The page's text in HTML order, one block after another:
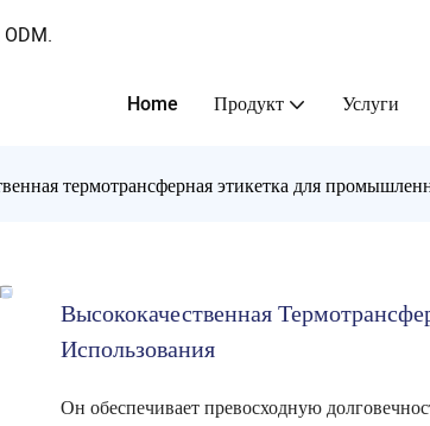
Home Продукт Услуги
термотрансферная этикетка для
Высококачественная
Использования
Он обеспечивает превосходную